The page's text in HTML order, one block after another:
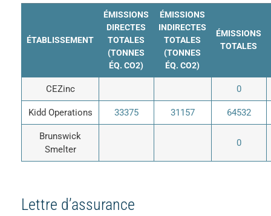
ÉTABLISSEMENT
ÉMISSIONS
DIRECTES
TOTALES
(TONNES
ÉQ. CO2)
ÉMISSIONS
INDIRECTES
TOTALES
(TONNES
ÉQ. CO2)
ÉMISSIONS
TOTALES
CEZinc 0
Kidd Operations 33375 31157 64532
Brunswick
Smelter
0
Lettre d’assurance